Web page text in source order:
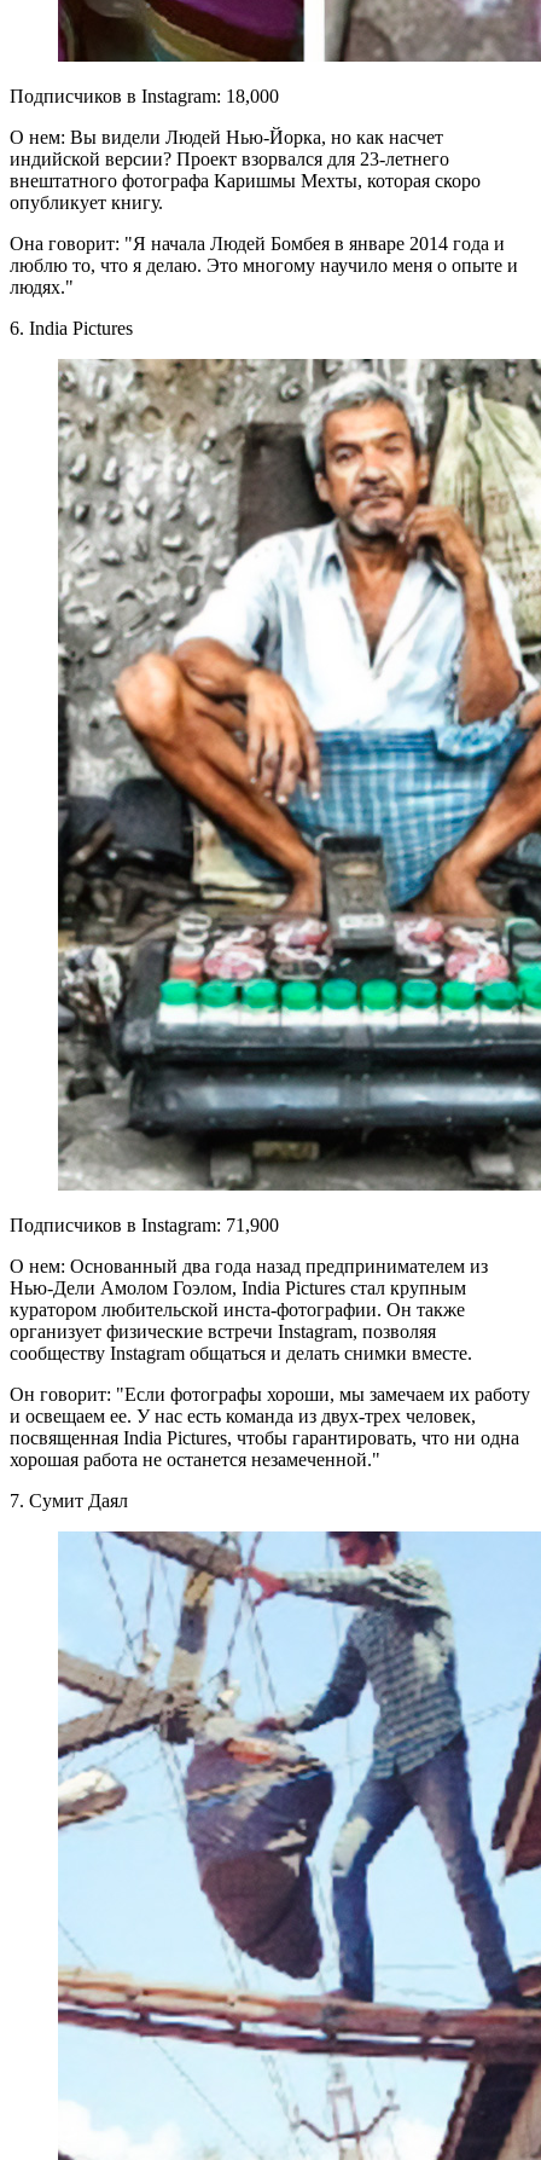
Подписчиков в Instagram: 18,000
О нем: Вы видели Людей Нью-Йорка, но как насчет
индийской версии? Проект взорвался для 23-летнего
внештатного фотографа Каришмы Мехты, которая скоро
опубликует книгу.
Она говорит: "Я начала Людей Бомбея в январе 2014 года и
люблю то, что я делаю. Это многому научило меня о опыте и
людях."
6. India Pictures
Подписчиков в Instagram: 71,900
О нем: Основанный два года назад предпринимателем из
Нью-Дели Амолом Гоэлом, India Pictures стал крупным
куратором любительской инста-фотографии. Он также
организует физические встречи Instagram, позволяя
сообществу Instagram общаться и делать снимки вместе.
Он говорит: "Если фотографы хороши, мы замечаем их работу
и освещаем ее. У нас есть команда из двух-трех человек,
посвященная India Pictures, чтобы гарантировать, что ни одна
хорошая работа не останется незамеченной."
7. Сумит Даял